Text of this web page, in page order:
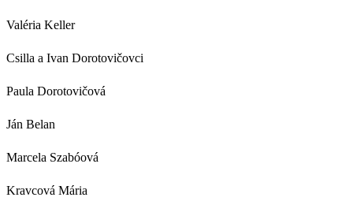
Valéria Keller
Csilla a Ivan Dorotovičovci
Paula Dorotovičová
Ján Belan
Marcela Szabóová
Kravcová Mária